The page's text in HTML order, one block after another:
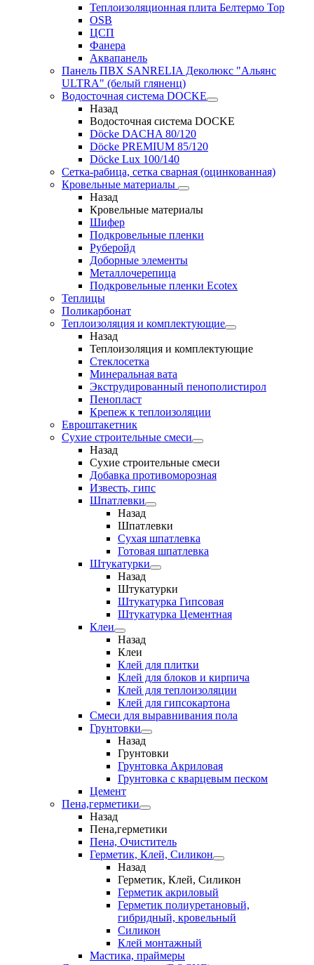
Теплоизоляционная плита Белтермо Top
OSB
ЦСП
Фанера
Аквапанель
Панель ПВХ SANRELIA Деколюкс "Альянс
ULTRA" (белый гляненц)
Водосточная система DOCKE
Назад
Водосточная система DOCKE
Döсkе DACHA 80/120
Döcke PREMIUM 85/120
Döсkе Luх 100/140
Сетка-рабица, сетка сварная (оцинкованная)
Кровельные материалы
Назад
Кровельные материалы
Шифер
Подкровельные пленки
Руберойд
Доборные элементы
Металлочерепица
Подкровельные пленки Ecotex
Теплицы
Поликарбонат
Теплоизоляция и комплектующие
Назад
Теплоизоляция и комплектующие
Стеклосетка
Минеральная вата
Экструдированный пенополистирол
Пенопласт
Крепеж к теплоизоляции
Евроштакетник
Сухие строительные смеси
Назад
Сухие строительные смеси
Добавка противоморозная
Известь, гипс
Шпатлевки
Назад
Шпатлевки
Сухая шпатлевка
Готовая шпатлевка
Штукатурки
Назад
Штукатурки
Штукатурка Гипсовая
Штукатурка Цементная
Клеи
Назад
Клеи
Клей для плитки
Клей для блоков и кирпича
Клей для теплоизоляции
Клей для гипсокартона
Смеси для выравнивания пола
Грунтовки
Назад
Грунтовки
Грунтовка Акриловая
Грунтовка с кварцевым песком
Цемент
Пена,герметики
Назад
Пена,герметики
Пена, Очиститель
Герметик, Клей, Силикон
Назад
Герметик, Клей, Силикон
Герметик акриловый
Герметик полиуретановый,
гибридный, кровельный
Силикон
Клей монтажный
Мастика, праймеры